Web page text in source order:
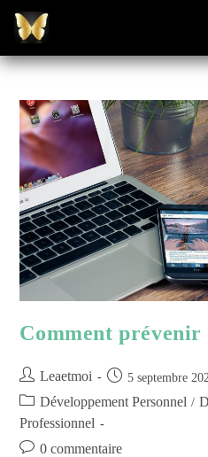
Comment
Leaetmoi 5 septembre
Développement Personnel /
Professionnel
0 commentaire